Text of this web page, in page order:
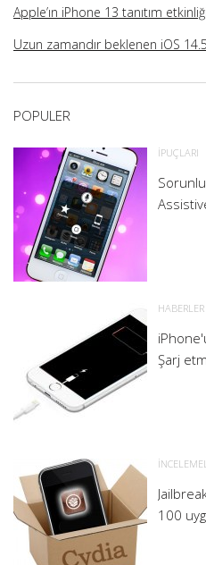
Apple’ın iPhone 13 tanıtım
Uzun zamandır beklenen iOS
POPULER
İPUÇLARI
HABERLER
Şarj
100